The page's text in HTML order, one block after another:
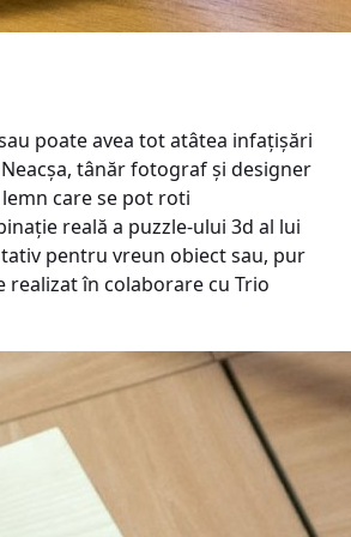
poate avea tot atâtea infaţişări
tânăr fotograf şi designer
care se pot roti
reală a puzzle-ului 3d al lui
pentru vreun obiect sau, pur
realizat în colaborare cu Trio